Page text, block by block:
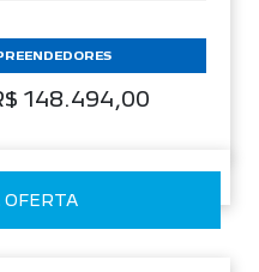
148.494,00
OFERTA